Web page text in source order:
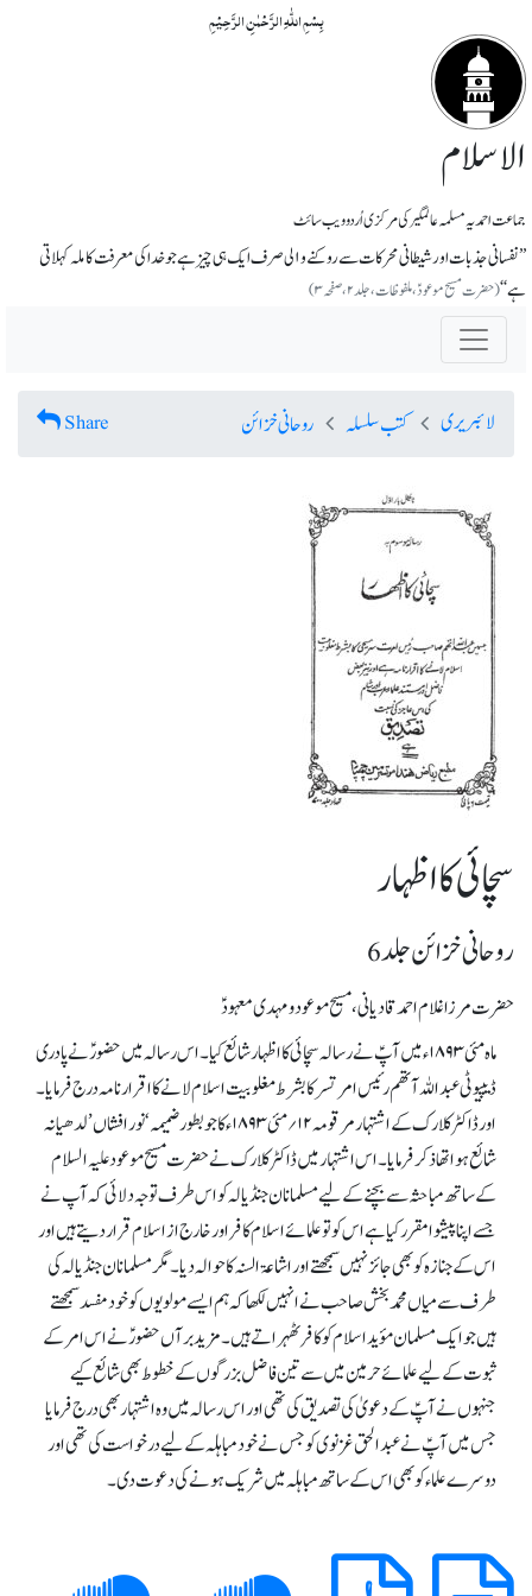
بِسۡمِ اللّٰہِ الرَّحۡمٰنِ الرَّحِیۡمِ
الاسلام
جماعت احمدیہ مسلمہ عالمگیر کی مرکزی اُردو ویب سائٹ
’’نفسانی جذبات اور شیطانی محرکات سے روکنے و۱لی صرف ایک ہی چیز ہے جو خدا کی معرفت کاملہ کہلاتی
ہے‘‘(حضرت مسیح موعودؑ، ملفوظات، جلد ۲، صفحہ ۳)
لائبریری کتب سلسلہ روحانی خزائن Share
سچائی کا اظہار
روحانی خزائن جلد 6
حضرت مرزا غلام احمد قادیانی، مسیح موعود و مہدی معہودؑ
ماہ مئی ۱۸۹۳ء میں آپؑ نے رسالہ سچائی کا اظہار شائع کیا۔ اس رسالہ میں حضورؑ نے پادری
ڈیپیوٹی عبداللہ آتھم رئیس امرتسر کا بشرط مغلوبیت اسلام لانے کا اقرار نامہ درج فرمایا۔
اور ڈاکٹر کلارک کے اشتہار مرقومہ ۱۲؍ مئی ۱۸۹۳ء کا جو بطور ضمیمہ ‘نور افشاں’
لدھیانہ
شائع ہوا تھا ذکر فرمایا۔ اس اشتہار میں ڈاکٹر کلارک نے حضرت مسیح موعود علیہ السلام
کے ساتھ مباحثہ سے بچنے کے لیے مسلمانان جنڈیالہ کو اس طرف توجہ دلائی کہ آپ نے
جسے اپنا پیشوا مقرر کیا ہے اس کو تو علمائے اسلام کافر اور خارج از اسلام قرار دیتے ہیں اور
اس کے جنازہ کو بھی جائز نہیں سمجھتے اور اشاعۃ السنہ کا حوالہ دیا۔ مگر مسلمانان جنڈیالہ کی
طرف سے میاں محمد بخش صاحب نے انہیں لکھا کہ ہم ایسے مولویوں کو خود مفسد سمجھتے
ہیں جو ایک مسلمان مؤید اسلام کو کافر ٹھہراتے ہیں۔مزید برآں حضورؑ نے اس امر کے
ثبوت کے لیے علمائے حرمین میں سے تین فاضل بزرگوں کے خطوط بھی شائع کیے
جنہوں نے آپؑ کے دعویٰ کی تصدیق کی تھی اور اس رسالہ میں وہ اشتہار بھی درج فرمایا
جس میں آپؑ نے عبدالحق غزنوی کو جس نے خود مباہلہ کے لیے درخواست کی تھی اور
دوسرے علماء کو بھی اس کے ساتھ مباہلہ میں شریک ہونے کی دعوت دی۔